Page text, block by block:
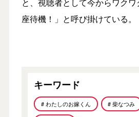
座待機！」と呼び掛けている。
キーワード
# わたしのお嫁くん # 柴なつみ